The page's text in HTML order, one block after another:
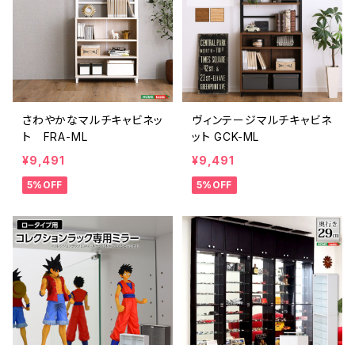
さわやかなマルチキャビネッ
ト FRA-ML
¥9,491
5%OFF
ヴィンテージマルチキャビネ
ット GCK-ML
¥9,491
5%OFF